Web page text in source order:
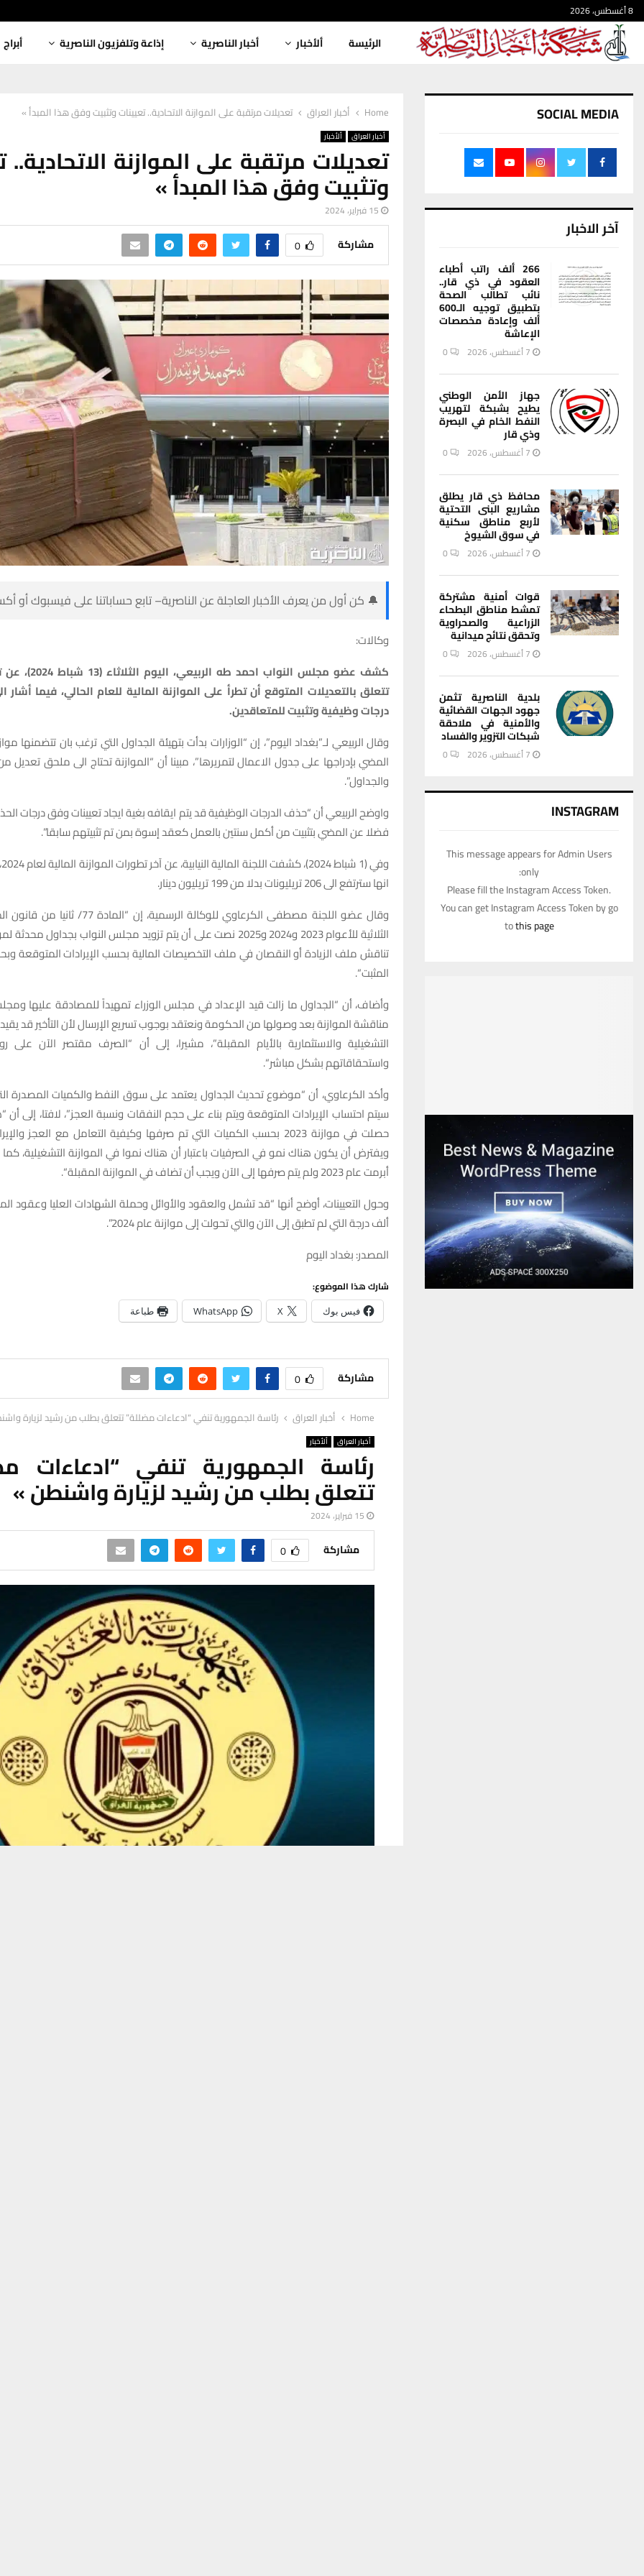
8 أغسطس، 2026
الرئيسة ألأخبار أخبار الناصرية إذاعة وتلفزيون الناصرية أبراج
Home أخبار العراق تعديلات مرتقبة على الموازنة الاتحادية.. تعيينات وتثبيت وفق هذا المبدأ »
أخبار العراق ألأخبار
تعديلات مرتقبة على الموازنة الاتحادية..
وتثبيت وفق هذا المبدأ »
15 فبراير، 2024
مشاركة 0
🔔 كن أول من يعرف الأخبار العاجلة عن الناصرية– تابع حساباتنا على فيسبوك أو
وكالات:
كشف عضو مجلس النواب
تتعلق بالتعديلات المتوقع أن تطرأ على الموازنة المالية للعام الحالي، فيما أشار
درجات وظيفية وتثبيت للمتعاقدين.
المضي بإدراجها على جدول الاعمال لتمريرها”، مبينا أن “الموازنة تحتاج الى ملحق
والجداول”.
واوضح الربيعي أن “حذف الدرجات الوظيفية قد يتم ايقافه بغية ايجاد تعيينات وفق درجات
فضلا عن المضي بتثبيت من أكمل سنتين بالعمل كعقد إسوة بمن تم تثبيتهم سابقا”.
انها سترتفع الى 206 تريليونات بدلا من 199 تريليون دينار
.
وقال عضو اللجنة مصطفى الكرعاوي للوكالة الرسمية،
تناقش ملف الزيادة أو النقصان في ملف التخصيصات المالية بحسب الإيرادات المتوقعة
المثبت“
.
وأضاف، أن “الجداول ما زالت قيد الإعداد في مجلس الوزراء تمهيداً للمصادقة عليها
مناقشة الموازنة بعد وصولها من الحكومة ونعتقد بوجوب تسريع الإرسال لأن التأخير قد
التشغيلية والاستثمارية بالأيام المقبلة”، مشيرا، إلى أن “الصرف مقتصر الآن على
واستحقاقاتهم بشكل مباشر“
.
وأكد الكرعاوي، أن “موضوع تحديث الجداول يعتمد على سوق النفط والكميات المصدرة
سيتم احتساب الإيرادات المتوقعة ويتم بناء على حجم النفقات ونسبة العجز”، لافتا، إلى
حصلت في موازنة 2023 بحسب الكميات التي تم صرفها وكيفية التعامل مع العجز
ويفترض أن يكون هناك نمو في الصرفيات باعتبار أن هناك نموا في الموازنة التشغيلية،
أبرمت عام 2023 ولم يتم صرفها إلى الآن ويجب أن تضاف في الموازنة المقبلة
“
.
ألف درجة التي لم تطبق إلى الآن والتي تحولت إلى موازنة عام 2024”.
المصدر: بغداد اليوم
شارك هذا الموضوع:
فيس بوك X
WhatsApp طباعة
مشاركة 0
Home أخبار العراق رئاسة الجمهورية تنفي “ادعاءات مضللة” تتعلق بطلب من رشيد لزيارة
أخبار العراق ألأخبار
رئاسة الجمهورية تنفي “ادعاءات
تتعلق بطلب من رشيد لزيارة واشنطن »
15 فبراير، 2024
مشاركة 0
SOCIAL MEDIA
آخر الاخبار
266 ألف راتب أطباء
العقود في ذي قار..
نائب تطالب الصحة
بتطبيق توجيه الـ600
ألف وإعادة مخصصات
الإعاشة
7 أغسطس، 2026 0
جهاز الأمن الوطني
يطيح بشبكة لتهريب
النفط الخام في البصرة
وذي قار
7 أغسطس، 2026 0
محافظ ذي قار يطلق
مشاريع البنى التحتية
لأربع مناطق سكنية
في سوق الشيوخ
7 أغسطس، 2026 0
قوات أمنية مشتركة
تمشط مناطق البطحاء
الزراعية والصحراوية
وتحقق نتائج ميدانية
7 أغسطس، 2026 0
بلدية الناصرية تثمن
جهود الجهات القضائية
والأمنية في ملاحقة
شبكات التزوير والفساد
7 أغسطس، 2026 0
INSTAGRAM
This message appears for Admin Users
only:
Please fill the Instagram Access Token.
You can get Instagram Access Token by go
tothis page